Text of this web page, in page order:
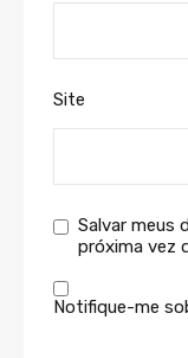
Site
Salvar meus
próxima vez
Notifique-me